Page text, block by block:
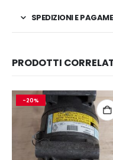
SPEDIZIONI E
PRODOTTI
-20%